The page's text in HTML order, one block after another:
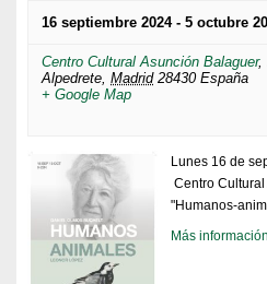
16 septiembre 2024- 5 octubre
Centro Cultural Asunción Balaguer,
Alpedrete, Madrid 28430 España
+ Google Map
Lunes 16 de
Centro
"Humanos-
Más